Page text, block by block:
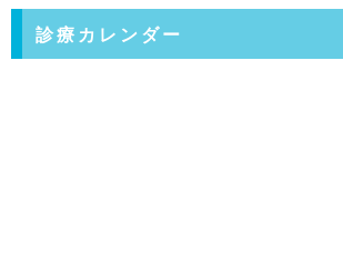
診療カレンダー